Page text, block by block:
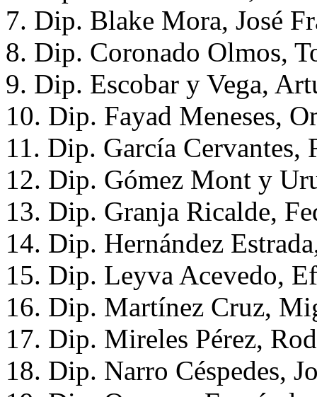
7. Dip. Blake Mora, José
8. Dip. Coronado Olmos,
9. Dip. Escobar y Vega,
10. Dip. Fayad Meneses,
11. Dip. García Cervantes,
12. Dip. Gómez Mont y
13. Dip. Granja Ricalde,
14. Dip. Hernández
15. Dip. Leyva Acevedo,
16. Dip. Martínez Cruz,
17. Dip. Mireles Pérez,
18. Dip. Narro Céspedes,